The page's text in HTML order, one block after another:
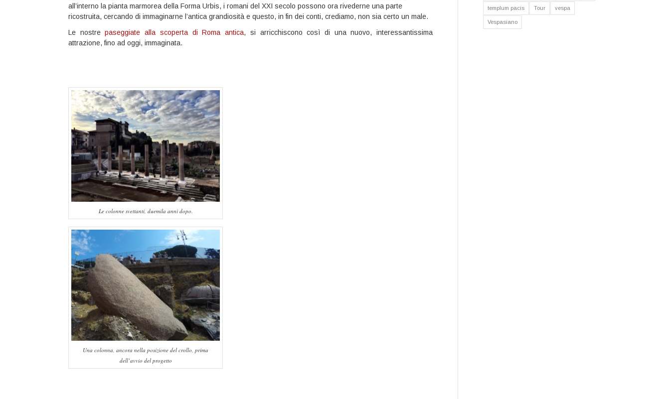
all’interno la pianta marmorea della Forma Urbis, i romani del XXI secolo possono ora rivederne una parte
ricostruita, cercando di immaginarne l’antica grandiosità e questo, in fin dei conti, crediamo, non sia certo un male.
Le nostrepaseggiate alla scoperta di Roma antica, si arricchiscono così di una nuovo, interessantissima
attrazione, fino ad oggi, immaginata.
Le colonne svettanti, duemila anni dopo.
Una colonna, ancora nella posizione del crollo, prima
dell’avvio del progetto
templum pacis Tour vespa
Vespasiano